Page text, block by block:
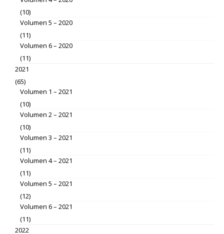
(10)
Volumen 5 – 2020
(11)
Volumen 6 – 2020
(11)
2021
(65)
Volumen 1 – 2021
(10)
Volumen 2 – 2021
(10)
Volumen 3 – 2021
(11)
Volumen 4 – 2021
(11)
Volumen 5 – 2021
(12)
Volumen 6 – 2021
(11)
2022